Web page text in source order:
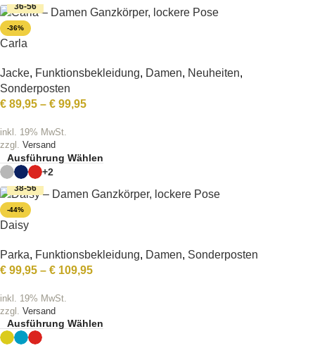
36-56
-36%
Carla
Jacke, Funktionsbekleidung, Damen, Neuheiten,
Sonderposten
€ 89,95 – € 99,95
inkl. 19% MwSt.
zzgl. Versand
Ausführung Wählen
+2
38-56
-44%
Daisy
Parka, Funktionsbekleidung, Damen, Sonderposten
€ 99,95 – € 109,95
inkl. 19% MwSt.
zzgl. Versand
Ausführung Wählen